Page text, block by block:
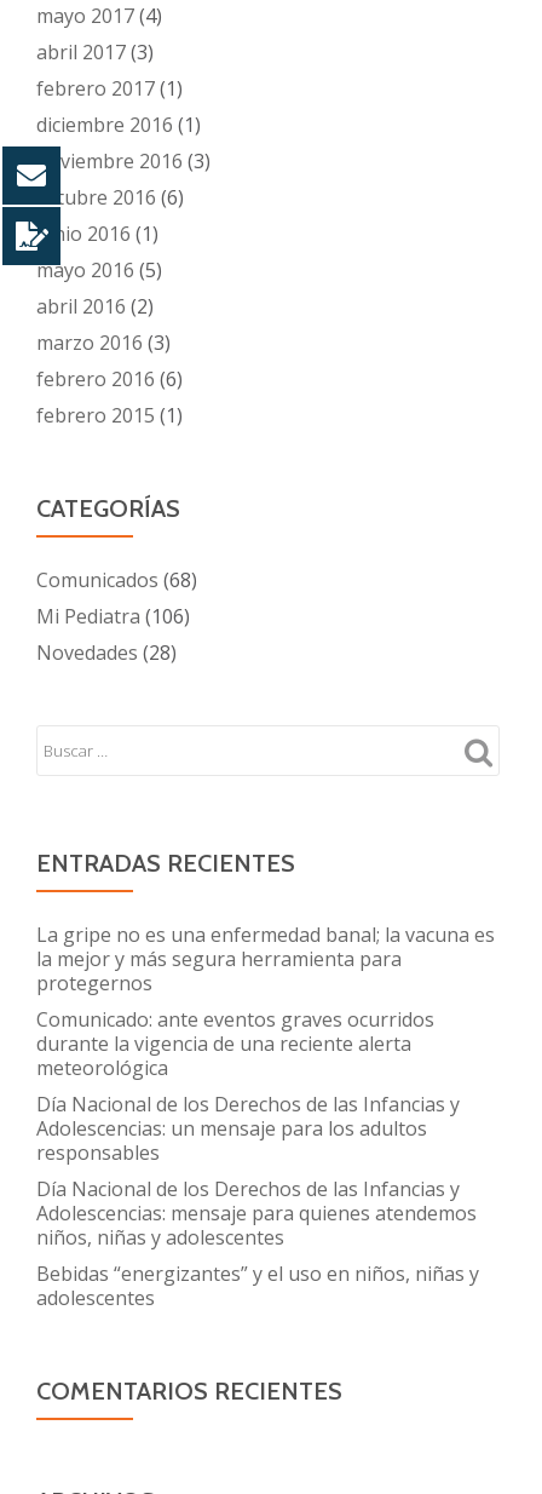
mayo 2017(4)
abril 2017(3)
febrero 2017(1)
diciembre 2016 (1)
noviembre 2016 (3)
octubre 2016 (6)
junio 2016 (1)
mayo 2016 (5)
abril 2016 (2)
marzo 2016 (3)
febrero 2016 (6)
febrero 2015 (1)
CATEGORÍAS
Comunicados (68)
Mi Pediatra (106)
Novedades (28)
ENTRADAS RECIENTES
La gripe no es una enfermedad banal; la vacuna es
la mejor y más segura herramienta para
protegernos
Comunicado: ante eventos graves ocurridos
durante la vigencia de una reciente alerta
meteorológica
Día Nacional de los Derechos de las Infancias y
Adolescencias: un mensaje para los adultos
responsables
Día Nacional de los Derechos de las Infancias y
Adolescencias: mensaje para quienes atendemos
niños, niñas y adolescentes
Bebidas “energizantes” y el uso en niños, niñas y
adolescentes
COMENTARIOS RECIENTES